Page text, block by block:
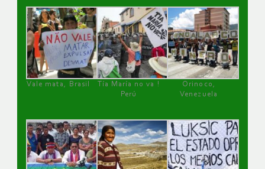
Vale mata, Brasil
Tía María no va !
Perú
Orinoco,
Venezuela